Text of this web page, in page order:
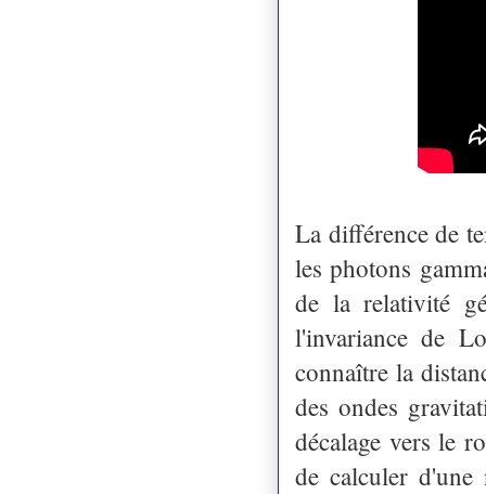
La différence de
les photons
de la relativité
l'invariance de
connaître la
des ondes
décalage vers le
de calculer